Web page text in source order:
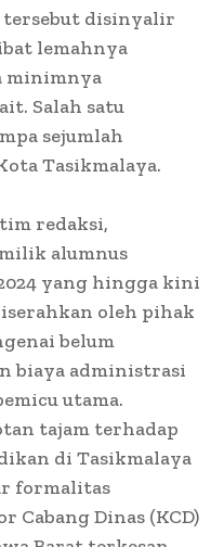
tersebut disinyalir
lemahnya
minimnya
Salah satu
sejumlah
Tasikmalaya.
redaksi,
alumnus
yang hingga kini
oleh pihak
belum
biaya administrasi
utama.
tajam terhadap
di Tasikmalaya
formalitas
Dinas (KCD)